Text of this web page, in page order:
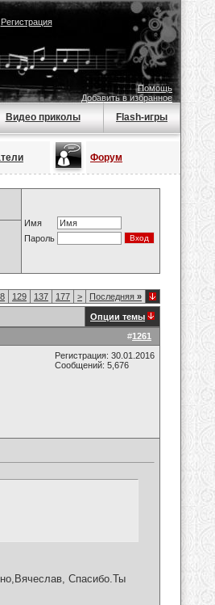
Регистрация
Помощь
Добавить в избранное
Видео приколы Flash-игры
Форум
Имя
Пароль
129 137 177 > Последняя »
Опции темы
#1261
Регистрация: 30.01.2016
Сообщений: 5,676
Спасибо.Ты